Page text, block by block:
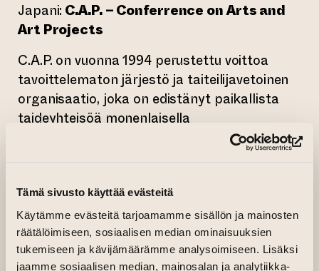
Tämä sivusto käyttää evästeitä
Käytämme evästeitä tarjoamamme sisällön ja mainosten
räätälöimiseen, sosiaalisen median ominaisuuksien
tukemiseen ja kävijämäärämme analysoimiseen. Lisäksi
jaamme sosiaalisen median, mainosalan ja analytiikka-
Japani: C.A.P. – Conferrence on Arts and
Art Projects
C.A.P. on vuonna 1994 perustettu voittoa
tavoittelematon järjestö ja taiteilijavetoinen
organisaatio, joka on edistänyt paikallista
taideyhteisöä monenlaisella
taideaktiviteetilla, joka perustuu ”taiteen ja
myös edistänyt sen paikallista yhteisöä
maailmanlaajuisesta näkökulmasta, jotta se
näkisi myös oman alueensa globaalista
näkökulmasta. Lisäksi järjestö on tehnyt